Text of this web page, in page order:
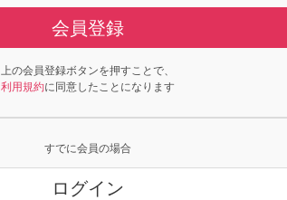
会員登録
上の会員登録ボタンを押すことで、
利用規約に同意したことになります
すでに会員の場合
ログイン